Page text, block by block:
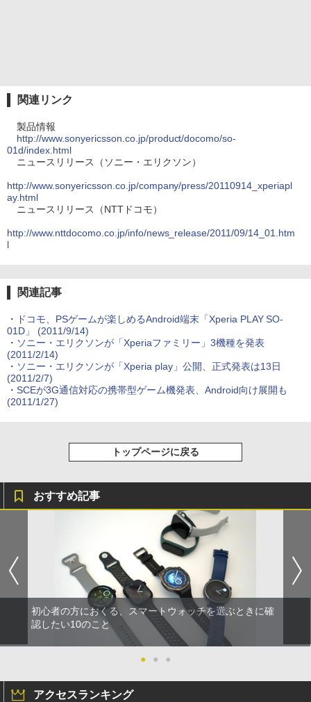
関連リンク
製品情報
http://www.sonyericsson.co.jp/product/docomo/so-
01d/index.html
ニュースリリース（ソニー・エリクソン）
http://www.sonyericsson.co.jp/company/press/20110914_xperiapl
ay.html
ニュースリリース（NTTドコモ）
http://www.nttdocomo.co.jp/info/news_release/2011/09/14_01.htm
l
関連記事
・
ドコモ、PSゲームが楽しめるAndroid端末「Xperia PLAY SO-
01D」
(2011/9/14)
・ ソニー・エリクソンが「Xperiaファミリー」3機種を発表
(2011/2/14)
・ ソニー・エリクソンが「Xperia play」公開、正式発表は13日
(2011/2/7)
・ SCEが3G通信対応の携帯型ゲーム機発表、Android向け展開も
(2011/1/27)
トップページに戻る
おすすめ記事
初心者の方におくる、スマートウォッチを選ぶときに確
認したい10のこと
● ● ●
アクセスランキング